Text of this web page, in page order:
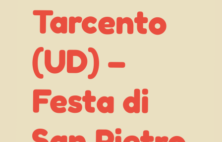
Tarcento
(UD) –
Festa di
San Pietro